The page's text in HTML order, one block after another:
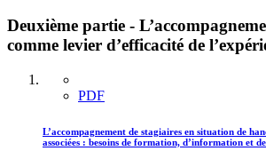
Deuxième partie -
comme levier d’efficacité de
PDF
L’accompagnement de stagiaires en situation de
associées : besoins de formation, d’information et